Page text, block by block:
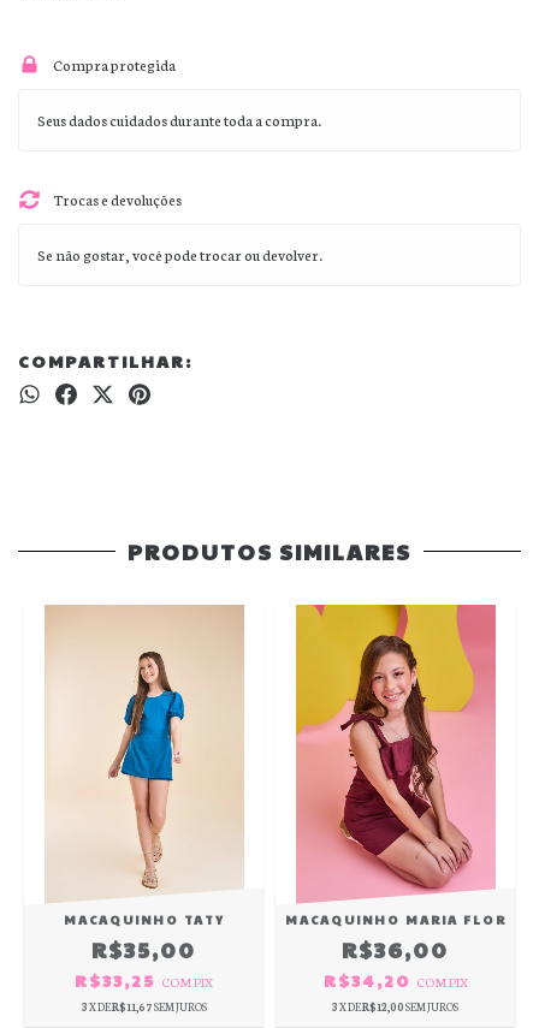
Compra protegida
Seus dados cuidados durante toda a compra.
Trocas e devoluções
Se não gostar, você pode trocar ou devolver.
COMPARTILHAR:
PRODUTOS SIMILARES
MACAQUINHO TATY
R$35,00
R$33,25 COMPIX
3X DER$11,67SEM JUROS
MACAQUINHO MARIA FLOR
R$36,00
R$34,20 COMPIX
3X DER$12,00SEM JUROS